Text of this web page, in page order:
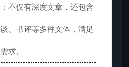
不仅有深度文章，还包含
、书评等多种文体，满足
求。